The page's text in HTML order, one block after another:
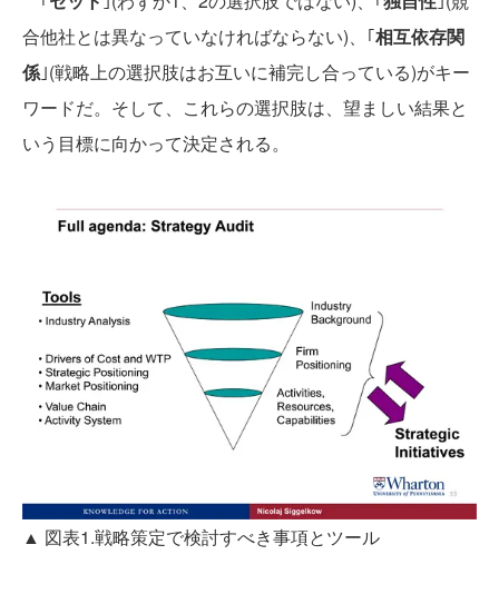
合他社とは異なっていなければならない)、｢相互依存関
係｣(戦略上の選択肢はお互いに補完し合っている)がキー
ワードだ。そして、これらの選択肢は、望ましい結果と
いう目標に向かって決定される。
▲ 図表1.戦略策定で検討すべき事項とツール